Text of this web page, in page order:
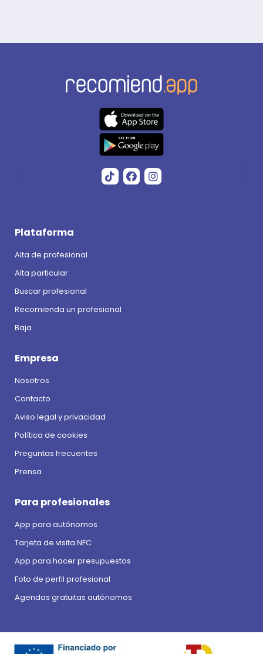
Plataforma
Alta de profesional
Alta particular
Buscar profesional
Recomienda un profesional
Baja
Empresa
Nosotros
Contacto
Aviso legal y privacidad
Política de cookies
Preguntas frecuentes
Prensa
Para profesionales
App para autónomos
Tarjeta de visita NFC
App para hacer presupuestos
Foto de perfil profesional
Agendas gratuitas autónomos